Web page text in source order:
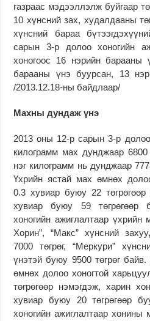
газраас мэдээллэлж буйгаар
10 хүнсний зах, худалдааны
хүнсний бараа
сарын 3-р долоо хоногийн
хоногоос 16 нэрийн барааны
барааны үнэ буурсан, 13
/2013.12.18-ны байдлаар/
Махны дундаж үнэ
2013 оны 12-р сарын 3-р
килограмм мах дунджаар 6800
нэг килограмм нь дунджаар
Үхрийн ястай мах өмнөх
0.3 хувиар буюу 22
хувиар буюу 59 төгрөгөөр
хоногийн ажиглалтаар үхрийн
Хорин”, “Макс” хүнсний
7000 төгрөг, “Меркури”
үнэтэй буюу 9500 төгрөг
өмнөх долоо хоногтой
төгрөгөөр нэмэгдэж, харин
хувиар буюу 20 төгрөгөөр
хоногийн ажиглалтаар хонины